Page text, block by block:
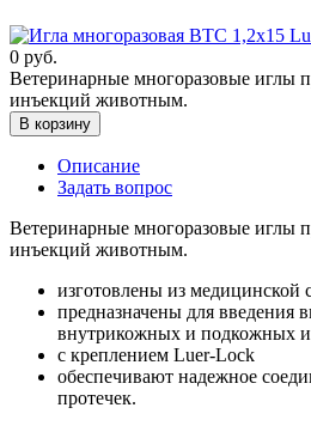
0 руб.
Ветеринарные многоразовые иглы
инъекций животным.
В корзину
Описание
Задать вопрос
Ветеринарные многоразовые иглы
инъекций животным.
изготовлены из медицинской
предназначены для введения
внутрикожных и подкожных
с креплением Luer-Lock
обеспечивают надежное
протечек.